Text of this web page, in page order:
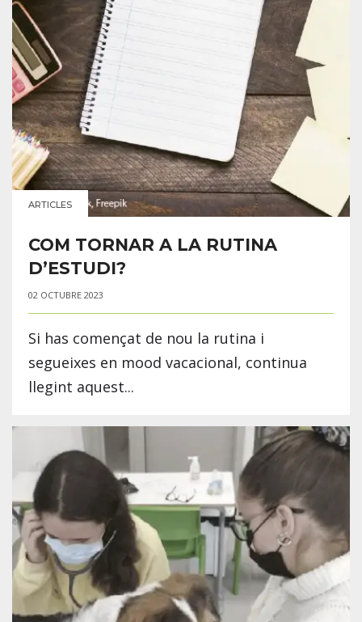
ARTICLES
COM TORNAR A LA RUTINA
D’ESTUDI?
02 OCTUBRE 2023
Si has començat de nou la rutina i
segueixes en mood vacacional, continua
llegint aquest...